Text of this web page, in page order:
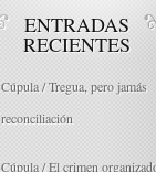
ENTRADAS
RECIENTES
Cúpula / Tregua, pero jamás
reconciliación
Cúpula / El crimen